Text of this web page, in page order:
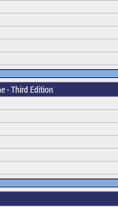
- Third Edition